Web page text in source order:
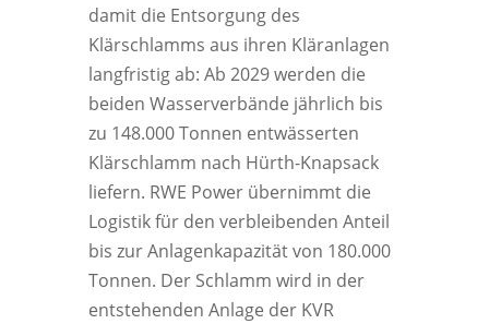
damit die Entsorgung des
Klärschlamms aus ihren Kläranlagen
langfristig ab: Ab 2029 werden die
beiden Wasserverbände jährlich bis
zu 148.000 Tonnen entwässerten
Klärschlamm nach Hürth-Knapsack
liefern. RWE Power übernimmt die
Logistik für den verbleibenden Anteil
bis zur Anlagenkapazität von 180.000
Tonnen. Der Schlamm wird in der
entstehenden Anlage der KVR